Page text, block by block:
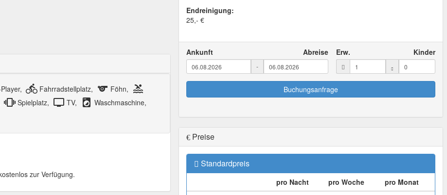
Endreinigung:
25,- €
Ankunft Abreise
-
Erw. Kinder
Buchungsanfrage
Preise
Standardpreis
pro Nacht pro Woche
pro Monat
directions_bike Fahrradstellplatz, sports Föhn, pool
vibration Spielplatz, tv TV, local_laundry_service Waschmaschine,
zur Verfügung.